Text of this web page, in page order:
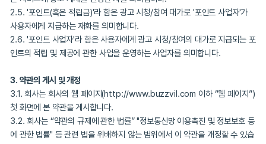
2.3. ‘사용자' 라 함은 회사가 제공하는 기술 또는 서비스를 통해 광
되는 최종 사용자를 의미합니다.
2.4. ‘광고주' 라 함은 회사가 제공하는 광고 신청 절차에 따라 회사
는 서비스에 광고 게재를 신청한 자를 의미합니다.
사용자에게 지급하는 재화를 의미합니다.
2.6. '포인트 사업자'라 함은 사용자에게 광고 시청/참여의 대가로
인트의 적립 및 제공에 관한 사업을 운영하는 사업자를 의미합니다.